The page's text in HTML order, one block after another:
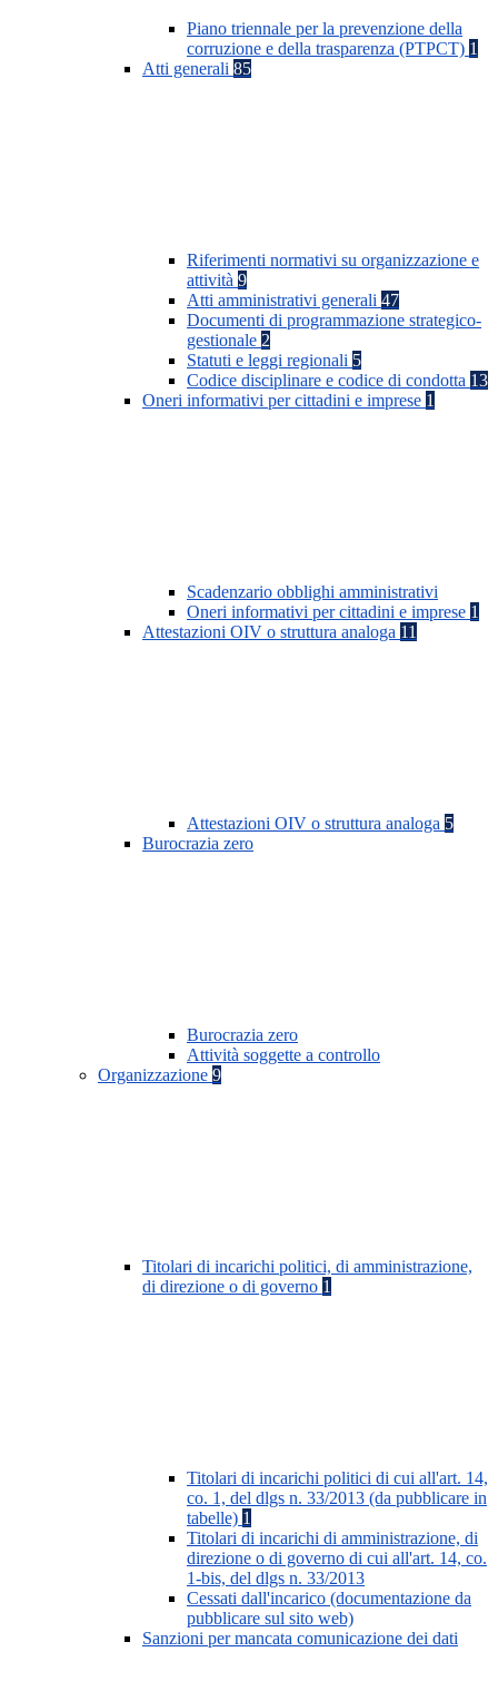
Piano triennale per la prevenzione della
corruzione e della trasparenza (PTPCT) 1
Atti generali 85
Riferimenti normativi su organizzazione e
attività 9
Atti amministrativi generali 47
Documenti di programmazione strategico-
gestionale 2
Statuti e leggi regionali 5
Codice disciplinare e codice di condotta 13
Oneri informativi per cittadini e imprese 1
Scadenzario obblighi amministrativi
Oneri informativi per cittadini e imprese 1
Attestazioni OIV o struttura analoga 11
Attestazioni OIV o struttura analoga 5
Burocrazia zero
Burocrazia zero
Attività soggette a controllo
Organizzazione 9
Titolari di incarichi politici, di amministrazione,
di direzione o di governo 1
Titolari di incarichi politici di cui all'art. 14,
co. 1, del dlgs n. 33/2013 (da pubblicare in
tabelle) 1
Titolari di incarichi di amministrazione, di
direzione o di governo di cui all'art. 14, co.
1-bis, del dlgs n. 33/2013
Cessati dall'incarico (documentazione da
pubblicare sul sito web)
Sanzioni per mancata comunicazione dei dati